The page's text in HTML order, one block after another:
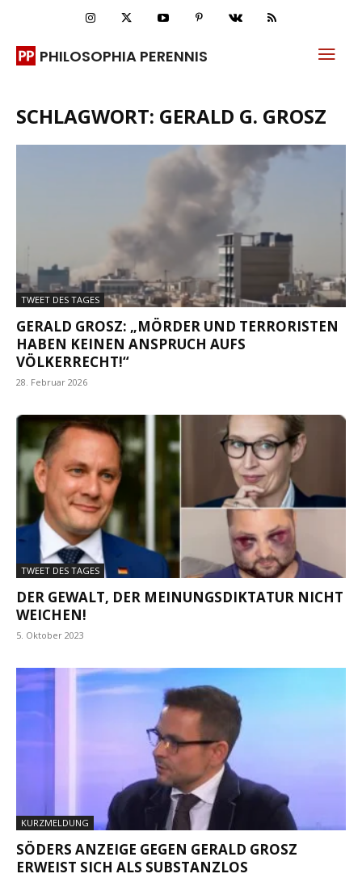
PHILOSOPHIA PERENNIS
SCHLAGWORT: GERALD G. GROSZ
TWEET DES TAGES
GERALD GROSZ: „MÖRDER UND TERRORISTEN
HABEN KEINEN ANSPRUCH AUFS
VÖLKERRECHT!“
28. Februar 2026
TWEET DES TAGES
DER GEWALT, DER MEINUNGSDIKTATUR NICHT
WEICHEN!
5. Oktober 2023
KURZMELDUNG
SÖDERS ANZEIGE GEGEN GERALD GROSZ
ERWEIST SICH ALS SUBSTANZLOS